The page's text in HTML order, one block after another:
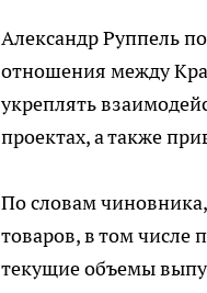
Александр Руппель
отношения между
укреплять
проектах, а также
По словам
товаров, в том числе
текущие объемы